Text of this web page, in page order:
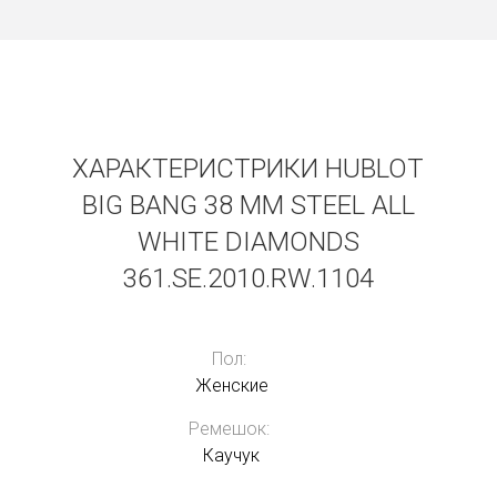
ХАРАКТЕРИСТРИКИ HUBLOT
BIG BANG 38 MM STEEL ALL
WHITE DIAMONDS
361.SE.2010.RW.1104
Пол:
Женские
Ремешок:
Каучук